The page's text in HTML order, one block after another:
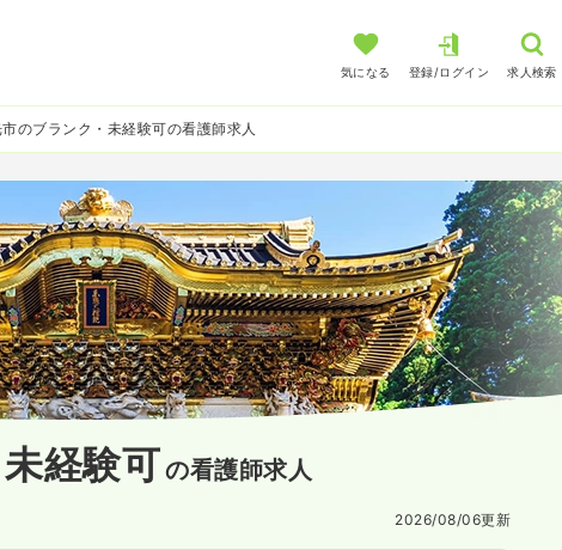
気になる 登録/ログイン 求人検索
市のブランク・未経験可の看護師求人
経験可の看護師求人
2026/08/06更新